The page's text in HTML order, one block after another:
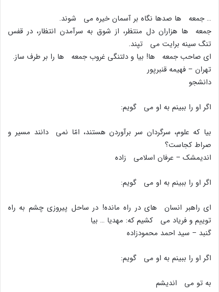
… جمعه ها صدها نگاه بر آسمان خیره مى شوند.
جمعه ها هزاران دل منتظر، از شوق به سرآمدن انتظار، در قفس
تنگ سینه برایت مى تپند.
اى صاحب جمعه ها! بیا و دلتنگى غروب جمعه ها را بر طرف ساز.
تهران – فهیمه قنبرپور
دانشجو
اگر او را ببینم به او مى گویم:
بیا که علوم، سرگردان سر برآوردن هستند، امّا نمى دانند مسیر و
صراط کجاست؟
اندیمشک – عرفان اسلامى زاده
اگر او را ببینم به او مى گویم:
اى راهبر انسان هاى در راه مانده! در ساحل پیروزى چشم به راه
توییم و فریاد مى کشیم که: مهدیا … بیا
گنبد – سید احمد محمودزاده
اگر او را ببینم به او مى گویم:
به تو مى اندیشم